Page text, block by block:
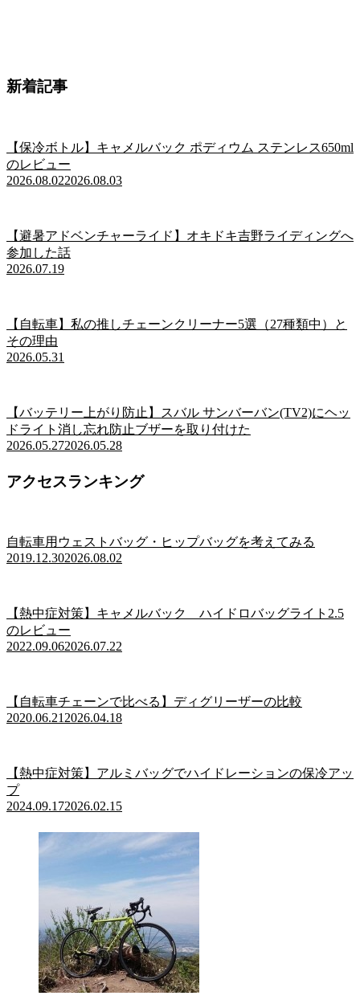
新着記事
【保冷ボトル】キャメルバック ポディウム ステンレス650ml
のレビュー
2026.08.022026.08.03
【避暑アドベンチャーライド】オキドキ吉野ライディングへ
参加した話
2026.07.19
【自転車】私の推しチェーンクリーナー5選（27種類中）と
その理由
2026.05.31
【バッテリー上がり防止】スバル サンバーバン(TV2)にヘッ
ドライト消し忘れ防止ブザーを取り付けた
2026.05.272026.05.28
アクセスランキング
自転車用ウェストバッグ・ヒップバッグを考えてみる
2019.12.302026.08.02
【熱中症対策】キャメルバック ハイドロバッグライト2.5
のレビュー
2022.09.062026.07.22
【自転車チェーンで比べる】ディグリーザーの比較
2020.06.21 2026.04.18
【熱中症対策】アルミバッグでハイドレーションの保冷アッ
プ
2024.09.172026.02.15